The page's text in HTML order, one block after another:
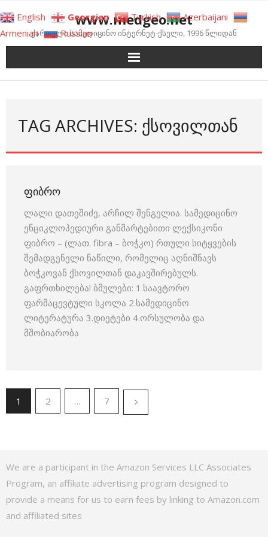
to
content
www.medgeo.net
ქართული სამედიცინო ინტერნეტ-ქსელი, 1996 წლიდან
TAG ARCHIVES: ᲥᲡᲝᲕᲘᲚᲗᲐᲜ
ᲤᲘᲑᲠᲝ
ლალი დათეშიძე, არჩილ შენგელია. სამედიცინო
ენციკლოპედიური განმარტებითი ლექსიკონი
ფიბრო – (ლათ. fibra – ბოჭკო) რთული სიტყვების
შემადგენელი ნაწილი, რომელიც აღნიშნავს
ბოჭკოვან ქსოვილთან დაკავშირებულს.
გაფრთხილება! ბმულები: 1.საავტორო
ფარმაცევტული სკოლა 2.სამედიცინო
ლიტერატურა 3.დიეტები 4.ორსულობა და
მშობიარობა
1 2 … 7
We are a participant in the Amazon Services LLC Associates
Program, an affiliate advertising program designed to
provide a means for us to earn fees by linking to Amazon.com
and affiliated sites
English Georgian Turkish
Azerbaijani
Armenian
Russian